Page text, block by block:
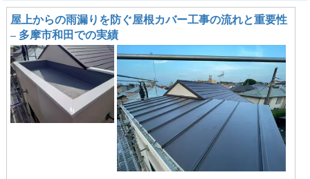
屋上からの雨漏りを防ぐ屋根カバー工事の流れと重要性
– 多摩市和田での実績